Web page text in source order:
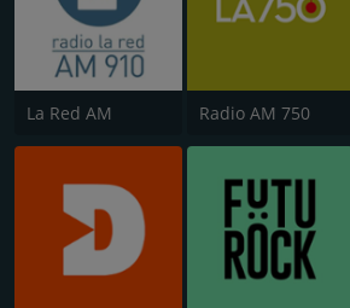
La Red AM Radio AM 750